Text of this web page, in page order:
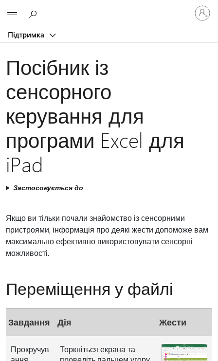
Підтримка
Увійдіть
свій
запис
Посібник із
сенсорного
керування для
програми Excel для
iPad
Застосовується до
Якщо ви тільки почали знайомство із сенсорними
пристроями, інформація про деякі жести допоможе вам
максимально ефективно використовувати сенсорні
можливості.
Переміщення у файлі
Завдання Дія Жести
Прокручув
Торкніться екрана та